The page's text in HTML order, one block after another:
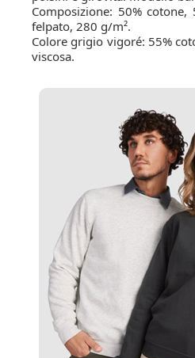
Composizione: 50%
felpato, 280 g/m².
Colore grigio vigoré: 55%
viscosa.